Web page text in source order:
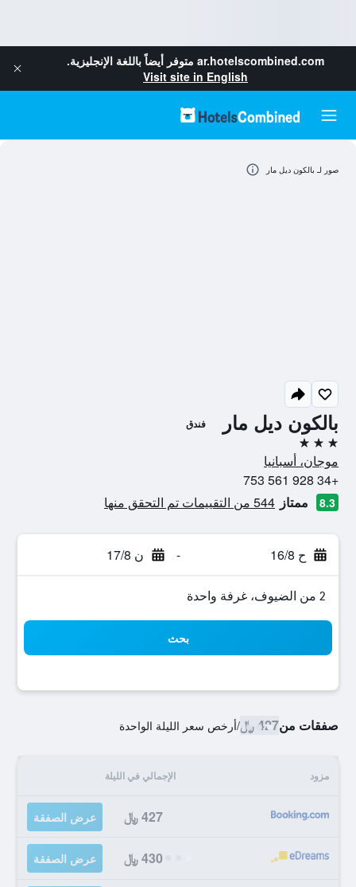
ar.hotelscombined.com متوفر أيضاً باللغة الإنجليزية.
Visit site in English
بالكون ديل مار فندق
3 نجوم
موجان، أسبانيا
+34 928 561 753
8.3 ممتاز 544 من التقييمات تم التحقق منها
ح 16/8 - ن 17/8
2 من الضيوف، غرفة واحدة
بحث
صفقات من427 ﷼ /أرخص سعر الليلة الواحدة
مزود الإجمالي في الليلة
427 ﷼ عرض الصفقة
430 ﷼ عرض الصفقة
صور لـ بالكون ديل مار